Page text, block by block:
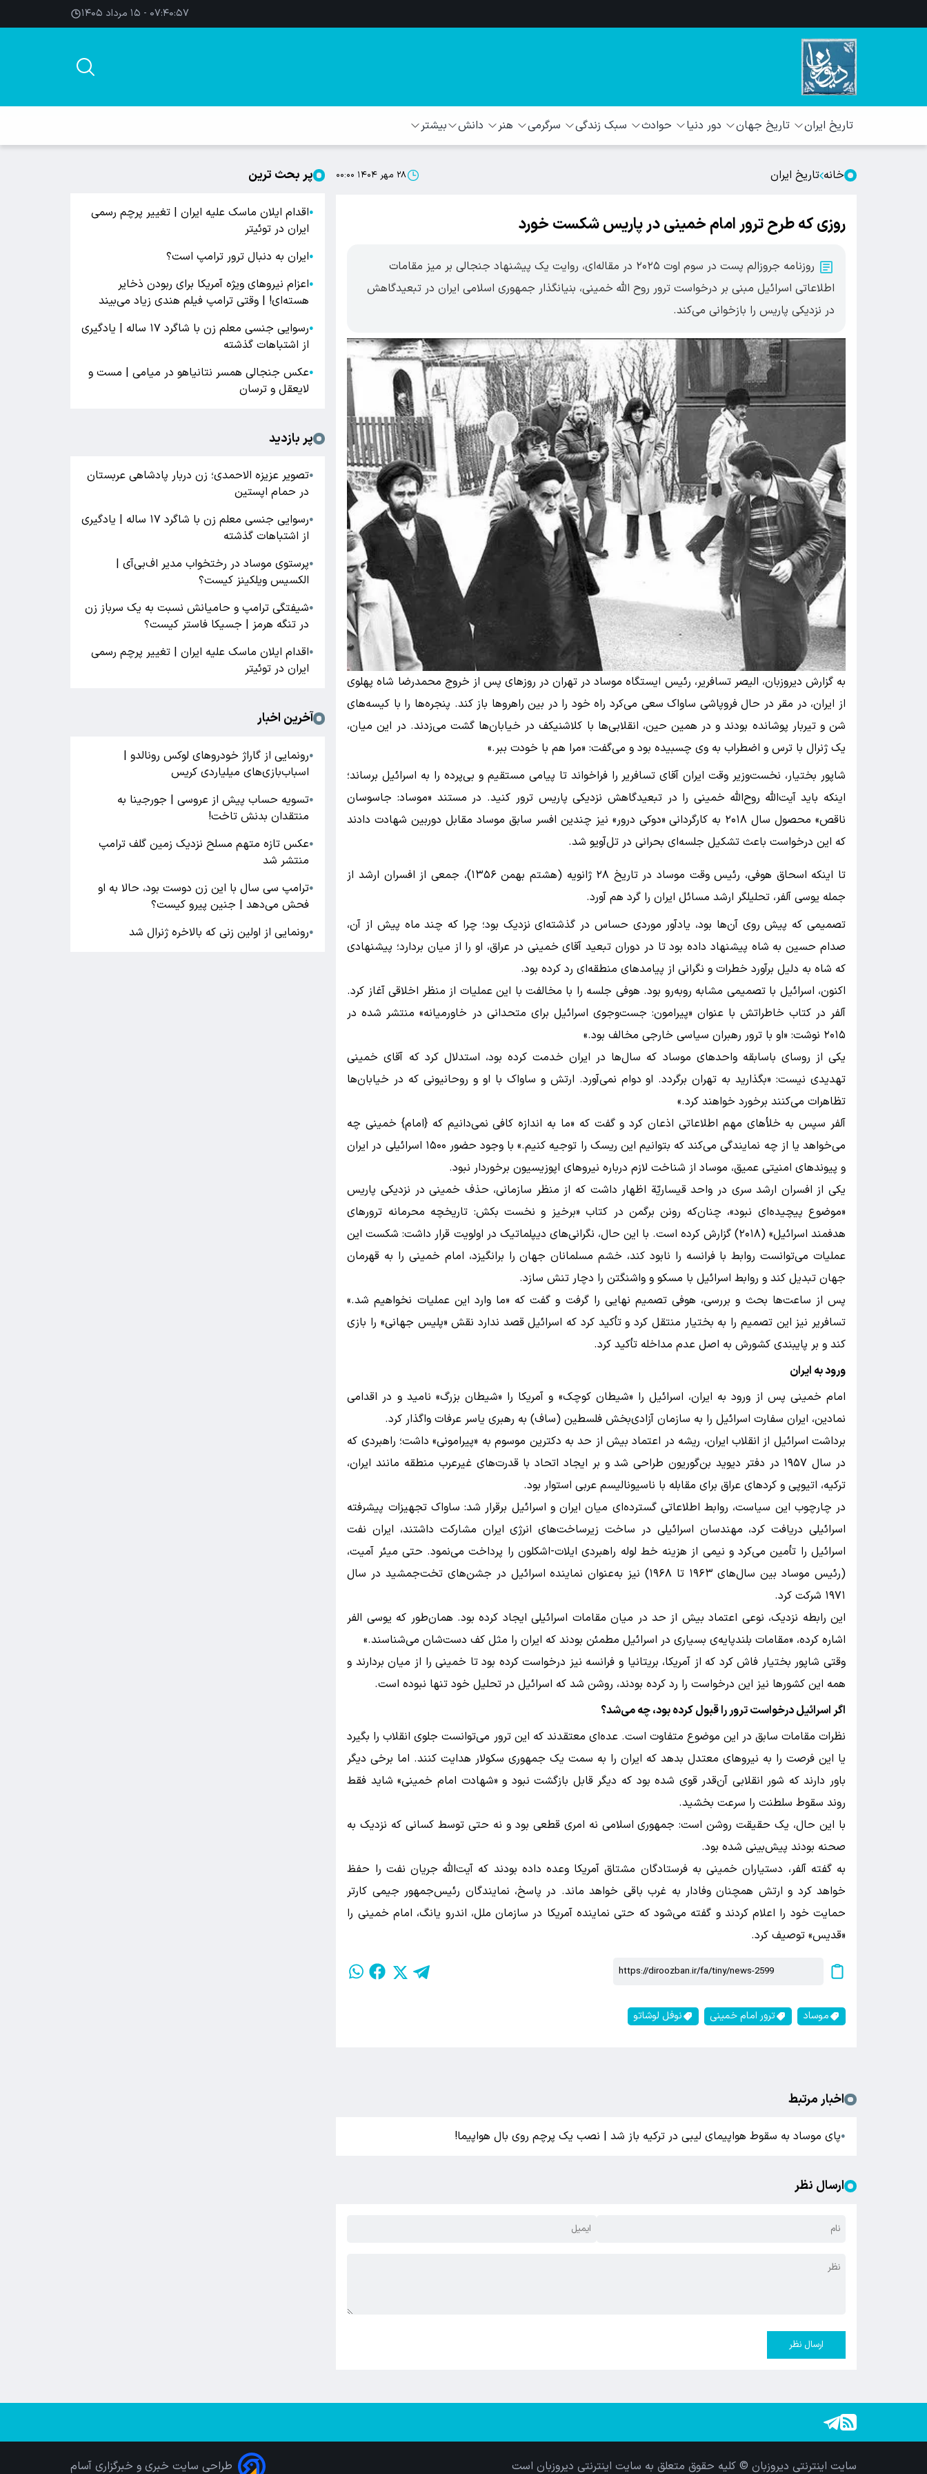
۰۷:۴۰:۵۸ - ۱۵ مرداد ۱۴۰۵
تاریخ ایران تاریخ جهان دور دنیا حوادث سبک زندگی سرگرمی هنر دانش بیشتر
خانه تاریخ ایران ۲۸ مهر ۱۴۰۴ ۰۰:۰۰
روزی که طرح ترور امام خمینی در پاریس شکست خورد
روزنامه جروزالم پست در سوم اوت ۲۰۲۵ در مقاله‌ای، روایت یک پیشنهاد جنجالی بر میز مقامات
اطلاعاتی اسرائیل مبنی بر درخواست ترور روح الله خمینی، بنیانگذار جمهوری اسلامی ایران در تبعیدگاهش
در نزدیکی پاریس را بازخوانی می‌کند.
به گزارش دیروزبان، الیصر تسافریر، رئیس ایستگاه موساد در تهران در روزهای پس از خروج محمدرضا شاه پهلوی
از ایران، در مقر در حال فروپاشی ساواک سعی می‌کرد راه خود را در بین راهروها باز کند. پنجره‌ها را با کیسه‌های
شن و تیربار پوشانده بودند و در همین حین، انقلابی‌ها با کلاشنیکف در خیابان‌ها گشت می‌زدند. در این میان،
یک ژنرال با ترس و اضطراب به وی چسبیده بود و می‌گفت: «مرا هم با خودت ببر.»
شاپور بختیار، نخست‌وزیر وقت ایران آقای تسافریر را فراخواند تا پیامی مستقیم و بی‌پرده را به اسرائیل برساند؛
اینکه باید آیت‌الله روح‌الله خمینی را در تبعیدگاهش نزدیکی پاریس ترور کنید. در مستند «موساد: جاسوسان
ناقص» محصول سال ۲۰۱۸ به کارگردانی «دوکی درور» نیز چندین افسر سابق موساد مقابل دوربین شهادت دادند
که این درخواست باعث تشکیل جلسه‌ای بحرانی در تل‌آویو شد.
تا اینکه اسحاق هوفی، رئیس وقت موساد در تاریخ ۲۸ ژانویه (هشتم بهمن ۱۳۵۶)، جمعی از افسران ارشد از
جمله یوسی آلفر، تحلیلگر ارشد مسائل ایران را گرد هم آورد.
تصمیمی که پیش روی آن‌ها بود، یادآور موردی حساس در گذشته‌ای نزدیک بود؛ چرا که چند ماه پیش از آن،
صدام حسین به شاه پیشنهاد داده بود تا در دوران تبعید آقای خمینی در عراق، او را از میان بردارد؛ پیشنهادی
که شاه به دلیل برآورد خطرات و نگرانی از پیامدهای منطقه‌ای رد کرده بود.
اکنون، اسرائیل با تصمیمی مشابه روبه‌رو بود. هوفی جلسه را با مخالفت با این عملیات از منظر اخلاقی آغاز کرد.
آلفر در کتاب خاطراتش با عنوان «پیرامون: جست‌وجوی اسرائیل برای متحدانی در خاورمیانه» منتشر شده در
۲۰۱۵ نوشت: «او با ترور رهبران سیاسی خارجی مخالف بود.»
یکی از روسای باسابقه‌ واحدهای موساد که سال‌ها در ایران خدمت کرده بود، استدلال کرد که آقای خمینی
تهدیدی نیست: «بگذارید به تهران برگردد. او دوام نمی‌آورد. ارتش و ساواک با او و روحانیونی که در خیابان‌ها
تظاهرات می‌کنند برخورد خواهند کرد.»
آلفر سپس به خلأهای مهم اطلاعاتی اذعان کرد و گفت که «ما به اندازه کافی نمی‌دانیم که {امام} خمینی چه
می‌خواهد یا از چه نمایندگی می‌کند که بتوانیم این ریسک را توجیه کنیم.» با وجود حضور ۱۵۰۰ اسرائیلی در ایران
و پیوندهای امنیتی عمیق، موساد از شناخت لازم درباره نیروهای اپوزیسیون برخوردار نبود.
یکی از افسران ارشد سری در واحد قیساریّة اظهار داشت که از منظر سازمانی، حذف خمینی در نزدیکی پاریس
«موضوع پیچیده‌ای نبود»، چنان‌که رونن برگمن در کتاب «برخیز و نخست بکش: تاریخچه محرمانه ترورهای
هدفمند اسرائیل» (۲۰۱۸) گزارش کرده است. با این حال، نگرانی‌های دیپلماتیک در اولویت قرار داشت: شکست این
عملیات می‌توانست روابط با فرانسه را نابود کند، خشم مسلمانان جهان را برانگیزد، امام خمینی را به قهرمان
جهان تبدیل کند و روابط اسرائیل با مسکو و واشنگتن را دچار تنش سازد.
پس از ساعت‌ها بحث و بررسی، هوفی تصمیم نهایی را گرفت و گفت که «ما وارد این عملیات نخواهیم شد.»
تسافریر نیز این تصمیم را به بختیار منتقل کرد و تأکید کرد که اسرائیل قصد ندارد نقش «پلیس جهانی» را بازی
کند و بر پایبندی کشورش به اصل عدم مداخله تأکید کرد.
ورود به ایران
امام خمینی پس از ورود به ایران، اسرائیل را «شیطان کوچک» و آمریکا را «شیطان بزرگ» نامید و در اقدامی
نمادین، ایران سفارت اسرائیل را به سازمان آزادی‌بخش فلسطین (ساف) به رهبری یاسر عرفات واگذار کرد.
برداشت اسرائیل از انقلاب ایران، ریشه در اعتماد بیش از حد به دکترین موسوم به «پیرامونی» داشت؛ راهبردی که
در سال ۱۹۵۷ در دفتر دیوید بن‌گوریون طراحی شد و بر ایجاد اتحاد با قدرت‌های غیرعرب منطقه مانند ایران،
ترکیه، اتیوپی و کردهای عراق برای مقابله با ناسیونالیسم عربی استوار بود.
در چارچوب این سیاست، روابط اطلاعاتی گسترده‌ای میان ایران و اسرائیل برقرار شد: ساواک تجهیزات پیشرفته
اسرائیلی دریافت کرد، مهندسان اسرائیلی در ساخت زیرساخت‌های انرژی ایران مشارکت داشتند، ایران نفت
اسرائیل را تأمین می‌کرد و نیمی از هزینه خط لوله راهبردی ایلات-اشکلون را پرداخت می‌نمود. حتی میئر آمیت،
(رئیس موساد بین سال‌های ۱۹۶۳ تا ۱۹۶۸) نیز به‌عنوان نماینده اسرائیل در جشن‌های تخت‌جمشید در سال
۱۹۷۱ شرکت کرد.
این رابطه نزدیک، نوعی اعتماد بیش از حد در میان مقامات اسرائیلی ایجاد کرده بود. همان‌طور که یوسی الفر
اشاره کرده، «مقامات بلندپایه‌ی بسیاری در اسرائیل مطمئن بودند که ایران را مثل کف دست‌شان می‌شناسند.»
وقتی شاپور بختیار فاش کرد که از آمریکا، بریتانیا و فرانسه نیز درخواست کرده بود تا خمینی را از میان بردارند و
همه این کشورها نیز این درخواست را رد کرده بودند، روشن شد که اسرائیل در تحلیل خود تنها نبوده است.
اگر اسرائیل درخواست ترور را قبول کرده بود، چه می‌شد؟
نظرات مقامات سابق در این موضوع متفاوت است. عده‌ای معتقدند که این ترور می‌توانست جلوی انقلاب را بگیرد
یا این فرصت را به نیروهای معتدل بدهد که ایران را به سمت یک جمهوری سکولار هدایت کنند. اما برخی دیگر
باور دارند که شور انقلابی آن‌قدر قوی شده بود که دیگر قابل بازگشت نبود و «شهادت امام خمینی» شاید فقط
روند سقوط سلطنت را سرعت بخشید.
با این حال، یک حقیقت روشن است: جمهوری اسلامی نه امری قطعی بود و نه حتی توسط کسانی که نزدیک به
صحنه بودند پیش‌بینی شده بود.
به گفته آلفر، دستیاران خمینی به فرستادگان مشتاق آمریکا وعده داده بودند که آیت‌الله جریان نفت را حفظ
خواهد کرد و ارتش همچنان وفادار به غرب باقی خواهد ماند. در پاسخ، نمایندگان رئیس‌جمهور جیمی کارتر
حمایت خود را اعلام کردند و گفته می‌شود که حتی نماینده آمریکا در سازمان ملل، اندرو یانگ، امام خمینی را
«قدیس» توصیف کرد.
موساد ترور امام خمینی نوفل لوشاتو
اخبار مرتبط
●پای موساد به سقوط هواپیمای لیبی در ترکیه باز شد | نصب یک پرچم روی بال هواپیما!
ارسال نظر
ارسال نظر
پر بحث ترین
●اقدام ایلان ماسک علیه ایران | تغییر پرچم رسمی
ایران در توئیتر
●ایران به دنبال ترور ترامپ است؟
●اعزام نیروهای ویژه آمریکا برای ربودن ذخایر
هسته‌ای! | وقتی ترامپ فیلم هندی زیاد می‌بیند
●
رسوایی جنسی معلم زن با شاگرد ۱۷ ساله | یادگیری
از اشتباهات گذشته
●عکس جنجالی همسر نتانیاهو در میامی | مست و
لایعقل و ترسان
پر بازدید
●تصویر عزیزه الاحمدی؛ زن دربار پادشاهی عربستان
در حمام اپستین
●
رسوایی جنسی معلم زن با شاگرد ۱۷ ساله | یادگیری
از اشتباهات گذشته
●پرستوی موساد در رختخواب مدیر اف‌بی‌آی |
الکسیس ویلکینز کیست؟
●شیفتگی ترامپ و حامیانش نسبت به یک سرباز زن
در تنگه هرمز | جسیکا فاستر کیست؟
●اقدام ایلان ماسک علیه ایران | تغییر پرچم رسمی
ایران در توئیتر
آخرین اخبار
●رونمایی از گاراژ خودروهای لوکس رونالدو |
اسباب‌‌بازی‌های میلیاردی کریس
●تسویه حساب پیش از عروسی | جورجینا به
منتقدان بدنش تاخت!
●عکس تازه متهم مسلح نزدیک زمین گلف ترامپ
منتشر شد
●ترامپ سی سال با این زن دوست بود، حالا به او
فحش می‌دهد | جنین پیرو کیست؟
●رونمایی از اولین زنی که بالاخره ژنرال شد
سایت اینترنتی دیروزبان © کلیه حقوق متعلق به سایت اینترنتی دیروزبان است طراحی سایت خبری و خبرگزاری آسام